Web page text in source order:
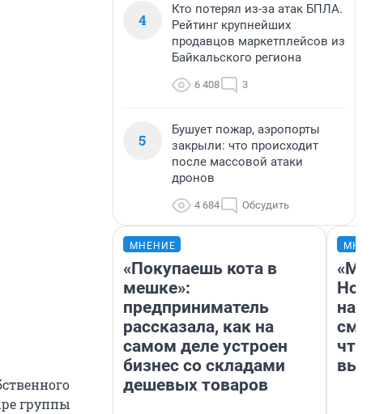
группы
4
Кто потерял из-за атак БПЛА.
Рейтинг крупнейших
продавцов маркетплейсов из
Байкальского региона
6 408 3
5
Бушует пожар, аэропорты
закрыли: что происходит
после массовой атаки
дронов
4 684 Обсудить
МНЕНИЕ
«Покупаешь кота в
мешке»:
предприниматель
рассказала, как на
самом деле устроен
бизнес со складами
дешевых товаров
«Мы